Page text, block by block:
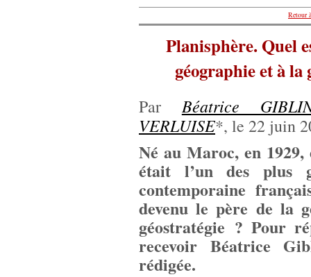
Retour
Planisphère. Quel
géographie et à
Par Béatrice
VERLUISE*, le 22 juin
Né au Maroc, en 1929,
était l’un des plus
contemporaine
devenu le père de la
géostratégie ? Pour
recevoir Béatrice
rédigée.